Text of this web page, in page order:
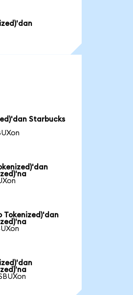
Starbucks
Tokenized)'dan